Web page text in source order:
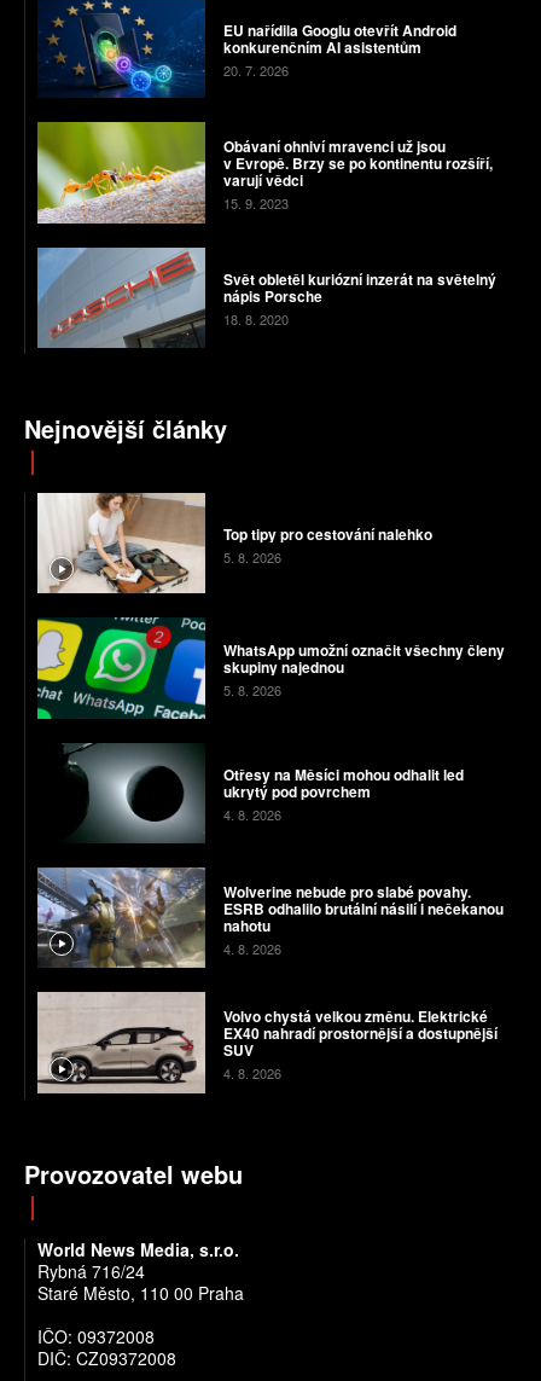
EU nařídila Googlu otevřít Android
konkurenčním AI asistentům
20. 7. 2026
Obávaní ohniví mravenci už jsou
v Evropě. Brzy se po kontinentu rozšíří,
varují vědci
15. 9. 2023
Svět obletěl kuriózní inzerát na světelný
nápis Porsche
18. 8. 2020
Nejnovější články
Top tipy pro cestování nalehko
5. 8. 2026
WhatsApp umožní označit všechny členy
skupiny najednou
5. 8. 2026
Otřesy na Měsíci mohou odhalit led
ukrytý pod povrchem
4. 8. 2026
Wolverine nebude pro slabé povahy.
ESRB odhalilo brutální násilí i nečekanou
nahotu
4. 8. 2026
Volvo chystá velkou změnu. Elektrické
EX40 nahradí prostornější a dostupnější
SUV
4. 8. 2026
Provozovatel webu
World News Media, s.r.o.
Rybná 716/24
Staré Město, 110 00 Praha
IČO: 09372008
DIČ: CZ09372008